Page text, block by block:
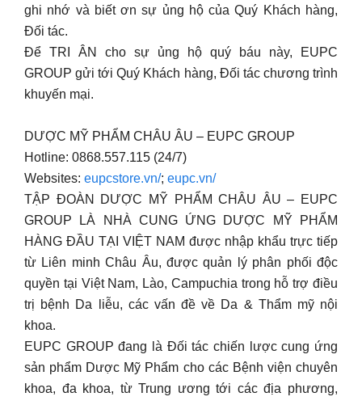
ghi nhớ và biết ơn sự ủng hộ của Quý Khách hàng,
Đối tác.
Để TRI ÂN cho sự ủng hộ quý báu này, EUPC
GROUP gửi tới Quý Khách hàng, Đối tác chương trình
khuyến mại.
DƯỢC MỸ PHẨM CHÂU ÂU – EUPC GROUP
Hotline: 0868.557.115 (24/7)
Websites: eupcstore.vn/; eupc.vn/
TẬP ĐOÀN DƯỢC MỸ PHẨM CHÂU ÂU – EUPC
GROUP LÀ NHÀ CUNG ỨNG DƯỢC MỸ PHẨM
HÀNG ĐẦU TẠI VIỆT NAM được nhập khẩu trực tiếp
từ Liên minh Châu Âu, được quản lý phân phối độc
quyền tại Việt Nam, Lào, Campuchia trong hỗ trợ điều
trị bệnh Da liễu, các vấn đề về Da & Thẩm mỹ nội
khoa.
EUPC GROUP đang là Đối tác chiến lược cung ứng
sản phẩm Dược Mỹ Phẩm cho các Bệnh viện chuyên
khoa, đa khoa, từ Trung ương tới các địa phương,